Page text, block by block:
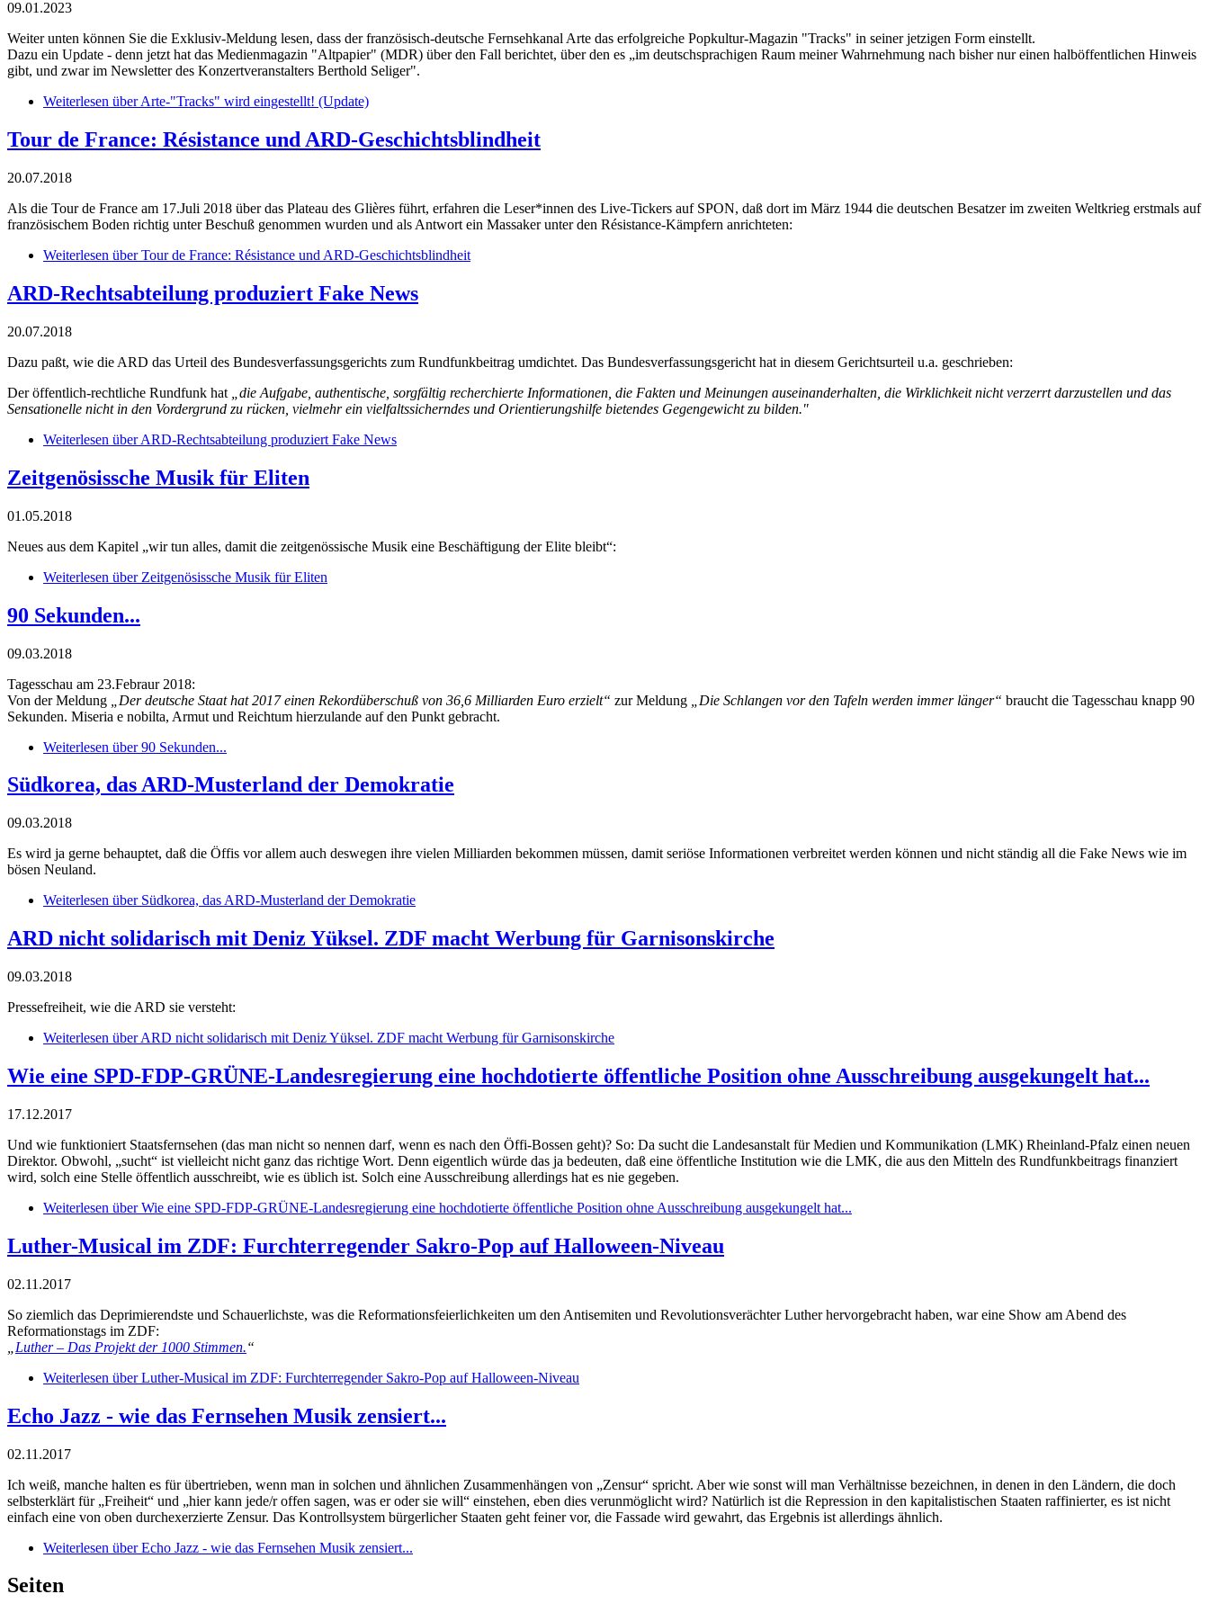
09.01.2023
Weiter unten können Sie die Exklusiv-Meldung lesen, dass der französisch-deutsche Fernsehkanal Arte das erfolgreiche Popkultur-Magazin "Tracks" in seiner jetzigen Form einstellt.
Dazu ein Update - denn jetzt hat das Medienmagazin "Altpapier" (MDR) über den Fall berichtet, über den es „im deutschsprachigen Raum meiner Wahrnehmung nach bisher nur einen halböffentlichen Hinweis
gibt, und zwar im Newsletter des Konzertveranstalters Berthold Seliger".
Weiterlesen über Arte-"Tracks" wird eingestellt! (Update)
Tour de France: Résistance und ARD-Geschichtsblindheit
20.07.2018
Als die Tour de France am 17.Juli 2018 über das Plateau des Glières führt, erfahren die Leser*innen des Live-Tickers auf SPON, daß dort im März 1944 die deutschen Besatzer im zweiten Weltkrieg erstmals auf
französischem Boden richtig unter Beschuß genommen wurden und als Antwort ein Massaker unter den Résistance-Kämpfern anrichteten:
Weiterlesen über Tour de France: Résistance und ARD-Geschichtsblindheit
ARD-Rechtsabteilung produziert Fake News
20.07.2018
Dazu paßt, wie die ARD das Urteil des Bundesverfassungsgerichts zum Rundfunkbeitrag umdichtet. Das Bundesverfassungsgericht hat in diesem Gerichtsurteil u.a. geschrieben:
Der öffentlich-rechtliche Rundfunk hat
„die Aufgabe, authentische, sorgfältig recherchierte Informationen, die Fakten und Meinungen auseinanderhalten, die Wirklichkeit nicht verzerrt darzustellen und das
Sensationelle nicht in den Vordergrund zu rücken, vielmehr ein vielfaltssicherndes und Orientierungshilfe bietendes Gegengewicht zu bilden."
Weiterlesen über ARD-Rechtsabteilung produziert Fake News
Zeitgenösissche Musik für Eliten
01.05.2018
Neues aus dem Kapitel „wir tun alles, damit die zeitgenössische Musik eine Beschäftigung der Elite bleibt“:
Weiterlesen über Zeitgenösissche Musik für Eliten
90 Sekunden...
09.03.2018
Tagesschau am 23.Febraur 2018:
Von der Meldung
„Der deutsche Staat hat 2017 einen Rekordüberschuß von 36,6 Milliarden Euro erzielt“ zur Meldung „Die Schlangen vor den Tafeln werden immer länger“ braucht die Tagesschau knapp 90
Sekunden. Miseria e nobilta, Armut und Reichtum hierzulande auf den Punkt gebracht.
Weiterlesen über 90 Sekunden...
Südkorea, das ARD-Musterland der Demokratie
09.03.2018
Es wird ja gerne behauptet, daß die Öffis vor allem auch deswegen ihre vielen Milliarden bekommen müssen, damit seriöse Informationen verbreitet werden können und nicht ständig all die Fake News wie im
bösen Neuland.
Weiterlesen über Südkorea, das ARD-Musterland der Demokratie
ARD nicht solidarisch mit Deniz Yüksel. ZDF macht Werbung für Garnisonskirche
09.03.2018
Pressefreiheit, wie die ARD sie versteht:
Weiterlesen über ARD nicht solidarisch mit Deniz Yüksel. ZDF macht Werbung für Garnisonskirche
Wie eine SPD-FDP-GRÜNE-Landesregierung eine hochdotierte öffentliche Position ohne Ausschreibung ausgekungelt hat...
17.12.2017
Und wie funktioniert Staatsfernsehen (das man nicht so nennen darf, wenn es nach den Öffi-Bossen geht)? So: Da sucht die Landesanstalt für Medien und Kommunikation (LMK) Rheinland-Pfalz einen neuen
Direktor. Obwohl, „sucht“ ist vielleicht nicht ganz das richtige Wort. Denn eigentlich würde das ja bedeuten, daß eine öffentliche Institution wie die LMK, die aus den Mitteln des Rundfunkbeitrags finanziert
wird, solch eine Stelle öffentlich ausschreibt, wie es üblich ist. Solch eine Ausschreibung allerdings hat es nie gegeben.
Weiterlesen über Wie eine SPD-FDP-GRÜNE-Landesregierung eine hochdotierte öffentliche Position ohne Ausschreibung ausgekungelt hat...
Luther-Musical im ZDF: Furchterregender Sakro-Pop auf Halloween-Niveau
02.11.2017
So ziemlich das Deprimierendste und Schauerlichste, was die Reformationsfeierlichkeiten um den Antisemiten und Revolutionsverächter Luther hervorgebracht haben, war eine Show am Abend des
Reformationstags im ZDF:
Luther – Das Projekt der 1000 Stimmen.“
Weiterlesen über Luther-Musical im ZDF: Furchterregender Sakro-Pop auf Halloween-Niveau
Echo Jazz - wie das Fernsehen Musik zensiert...
02.11.2017
Ich weiß, manche halten es für übertrieben, wenn man in solchen und ähnlichen Zusammenhängen von „Zensur“ spricht. Aber wie sonst will man Verhältnisse bezeichnen, in denen in den Ländern, die doch
selbsterklärt für „Freiheit“ und „hier kann jede/r offen sagen, was er oder sie will“ einstehen, eben dies verunmöglicht wird? Natürlich ist die Repression in den kapitalistischen Staaten raffinierter, es ist nicht
einfach eine von oben durchexerzierte Zensur. Das Kontrollsystem bürgerlicher Staaten geht feiner vor, die Fassade wird gewahrt, das Ergebnis ist allerdings ähnlich.
Weiterlesen über Echo Jazz - wie das Fernsehen Musik zensiert...
Seiten